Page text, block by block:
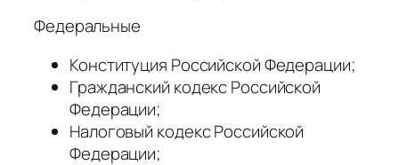
Федеральные
Конституция Российской Федерации;
Гражданский кодекс Российской
Федерации;
Налоговый кодекс Российской
Федерации;